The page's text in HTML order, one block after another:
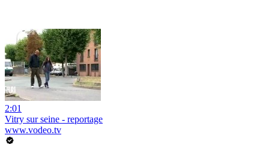
2:01
Vitry sur seine - reportage
www.vodeo.tv